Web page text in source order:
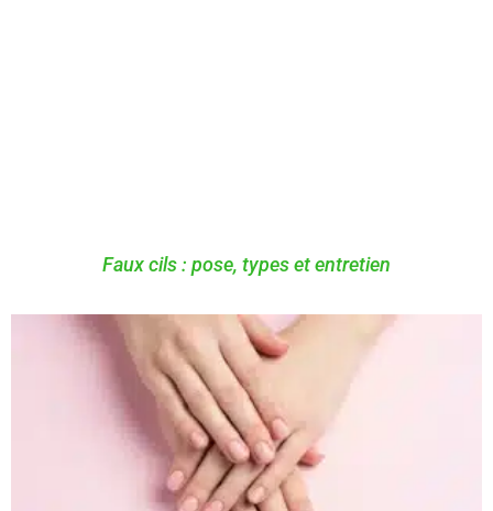
Faux cils : pose, types et entretien